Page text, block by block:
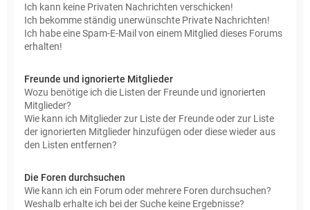
Ich kann keine Privaten Nachrichten verschicken!
Ich bekomme ständig unerwünschte Private Nachrichten!
Ich habe eine Spam-E-Mail von einem Mitglied dieses Forums
erhalten!
Freunde und ignorierte Mitglieder
Wozu benötige ich die Listen der Freunde und ignorierten
Mitglieder?
Wie kann ich Mitglieder zur Liste der Freunde oder zur Liste
der ignorierten Mitglieder hinzufügen oder diese wieder aus
den Listen entfernen?
Die Foren durchsuchen
Wie kann ich ein Forum oder mehrere Foren durchsuchen?
Weshalb erhalte ich bei der Suche keine Ergebnisse?